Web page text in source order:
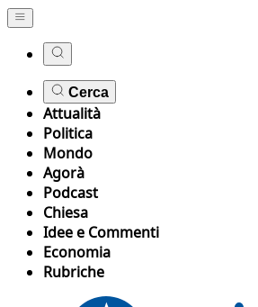
Cerca
Attualità
Politica
Mondo
Agorà
Podcast
Chiesa
Idee e Commenti
Economia
Rubriche